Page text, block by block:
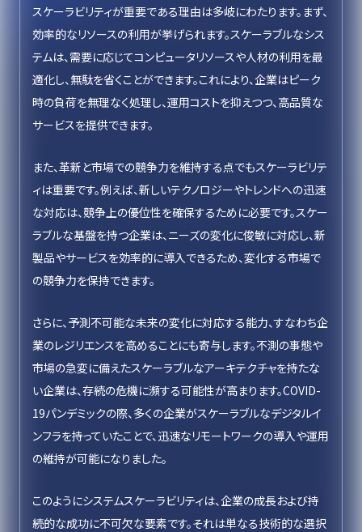
スケーラビリティが重要である理由は多岐にわたります。まず、
効率的なリソースの利用が挙げられます。スケーラブルなシス
テムは、需要に応じてコンピュータリソースや人材の利用を最
適化し、無駄を省くことができます。これにより、企業はピーク
時の負荷を無理なく処理し、運用コストを抑えつつ、高品質な
サービスを提供できます。
また、革新と市場での競争力を維持する点でもスケーラビリテ
ィは重要です。例えば、新しいテクノロジーやトレンドへの迅速
な対応は、競争上の優位性を確保するために必要です。スケー
ラブルな基盤を持つ企業は、ニーズの変化に俊敏に対応し、新
製品やサービスを効率的に導入できるため、変化する市場で
の競争力を保持できます。
さらに、予測不可能な未来の変化に対応する能力、すなわち企
業のレジリエンスを高めることにも寄与します。不測の事態や
市場の急変に備えたスケーラブルなアーキテクチャを持たな
い企業は、存続の危機に瀕する可能性が高まります。COVID-
19パンデミックの際、多くの企業がスケーラブルなデジタルイ
ンフラを持っていたことで、迅速なリモートワークの導入や運用
の維持が可能になりました。
このようにシステムスケーラビリティは、企業の成長および持
続的な成功に不可欠な要素です。それは単なる技術的な選択